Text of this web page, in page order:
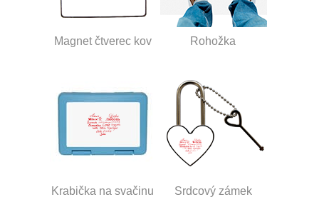
Magnet čtverec kov Rohožka
Krabička na svačinu Srdcový zámek